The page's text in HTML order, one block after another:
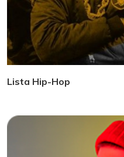
Lista Hip-Hop